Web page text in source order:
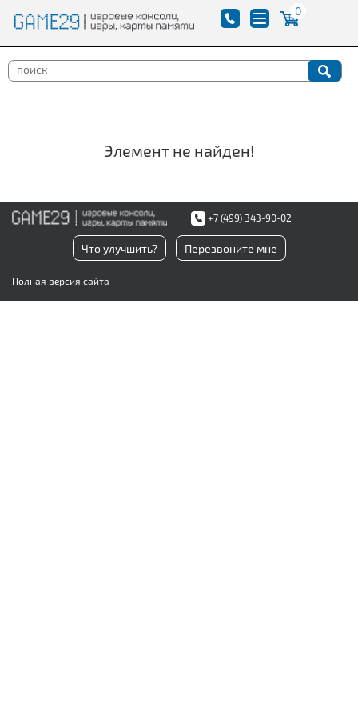
0
Элемент не найден!
+7 (499) 343-90-02
Что улучшить? Перезвоните мне
Полная версия сайта